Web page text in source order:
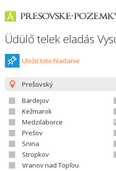
Üdülő telek eladás
Uložiť toto hladanie
Prešovský
Bardejov
Kežmarok
Medzilaborce
Prešov
Snina
Stropkov
Vranov nad Topľou